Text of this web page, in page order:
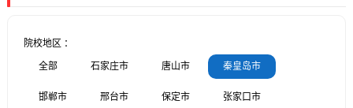
院校地区 ：
全部 石家庄市 唐山市 秦皇岛市
邯郸市 邢台市 保定市 张家口市